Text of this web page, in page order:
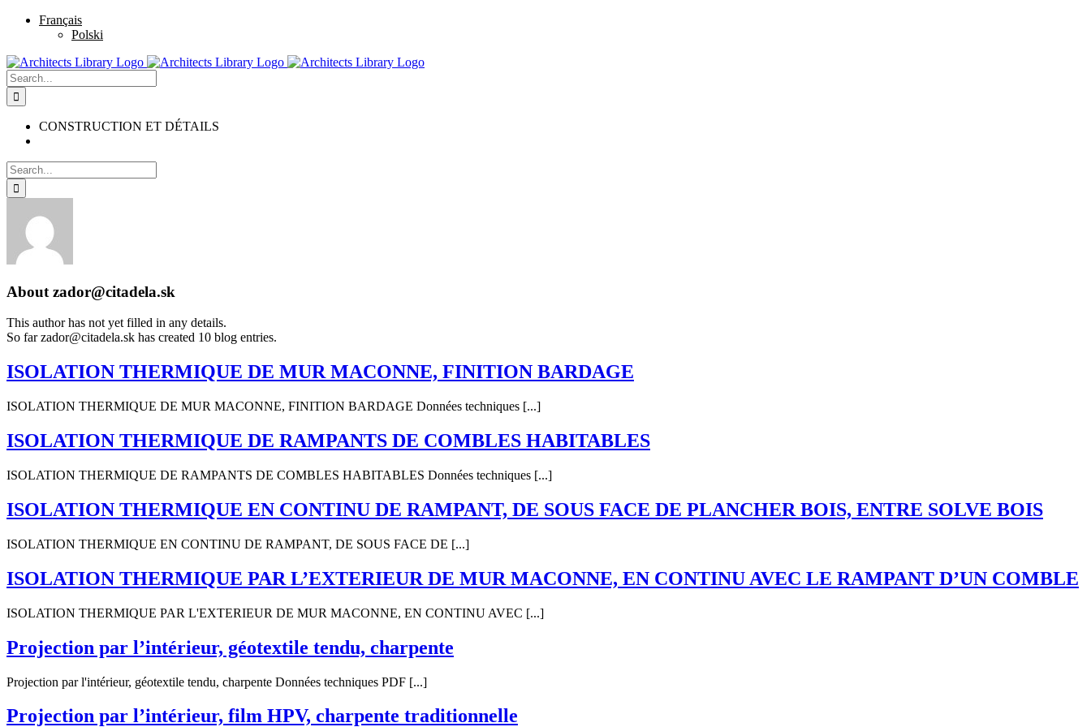
Skip
Facebook
Twitter
Instagram
PinterestFrançais
Polski
Search
for:
CONSTRUCTION ET DÉTAILS
Search
for:
About zador@citadela.sk
This author has not yet filled in any details.
So far zador@citadela.sk has created 10 blog entries.
ISOLATION THERMIQUE DE MUR MACONNE, FINITION BARDAGE
ISOLATION THERMIQUE DE MUR MACONNE, FINITION BARDAGE Données techniques [...]
ISOLATION THERMIQUE DE RAMPANTS DE COMBLES HABITABLES
ISOLATION THERMIQUE DE RAMPANTS DE COMBLES HABITABLES Données techniques [...]
ISOLATION THERMIQUE EN CONTINU DE RAMPANT, DE SOUS FACE DE PLANCHER BOIS, ENTRE SOLVE BOIS
ISOLATION THERMIQUE EN CONTINU DE RAMPANT, DE SOUS FACE DE [...]
ISOLATION THERMIQUE PAR L’EXTERIEUR DE MUR MACONNE, EN CONTINU AVEC LE RAMPANT D’UN COMBLE
ISOLATION THERMIQUE PAR L'EXTERIEUR DE MUR MACONNE, EN CONTINU AVEC [...]
Projection par l’intérieur, géotextile tendu, charpente
Projection par l'intérieur, géotextile tendu, charpente Données techniques PDF [...]
Projection par l’intérieur, film HPV, charpente traditionnelle